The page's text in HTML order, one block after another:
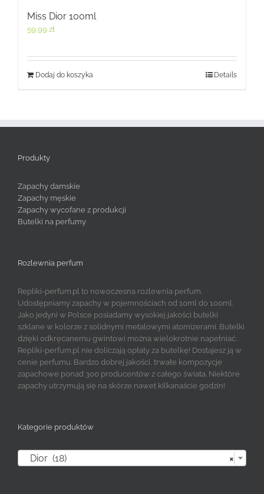
Miss Dior 100ml
59,99 zł
Dodaj do koszyka Details
Produkty
Zapachy damskie
Zapachy męskie
Zapachy wycofane z produkcji
Butelki na perfumy
Rozlewnia perfum
Repliki-perfum.pl to nowoczesna rozlewnia perfum.
Udostępniamy zapachy w pojemnościach od 10ml do 100ml.
Jako jedyni w Polsce posiadamy wysokiej jakości butelki
szklane w kolorze z solidnymi metalowymi atomizerami. Butelki
dzięki odkręcanemu gwintowi można wielokrotnie napełniać.
Repliki-perfum.pl nie doliczają opłaty za butelkę! Dostajesz ją w
cenie perfumu. Bardzo dobrej jakości, trwałe kompozycje
zapachowe ponad 300 producentów z całego świata. Niektóre
zapachy utrzymują się na skórze nawet kilkanaście godzin!
Kategorie produktów
×
Dior (18)